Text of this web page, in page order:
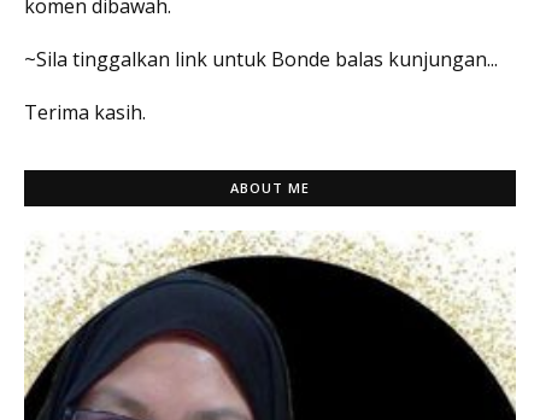
komen dibawah.
~Sila tinggalkan link untuk Bonde balas kunjungan...
Terima kasih.
ABOUT ME